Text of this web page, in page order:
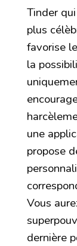
Tinder
plus
favorise
la
une
propose
Vous
dernière